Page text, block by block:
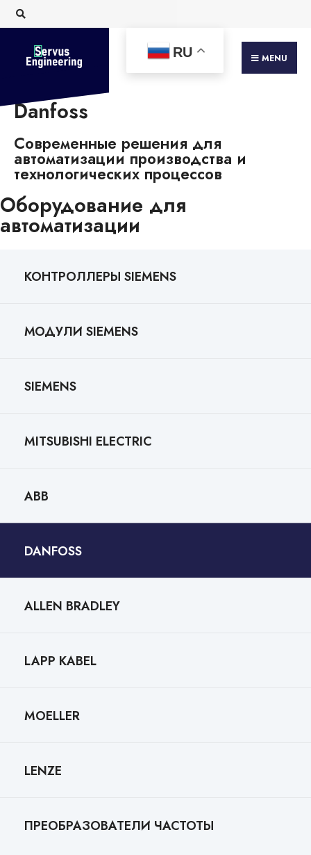
MENU
RU
Danfoss
Современные решения для
автоматизации производства и
технологических процессов
Оборудование для
автоматизации
КОНТРОЛЛЕРЫ SIEMENS
МОДУЛИ SIEMENS
SIEMENS
MITSUBISHI ELECTRIC
ABB
DANFOSS
ALLEN BRADLEY
LAPP KABEL
MOELLER
LENZE
ПРЕОБРАЗОВАТЕЛИ ЧАСТОТЫ